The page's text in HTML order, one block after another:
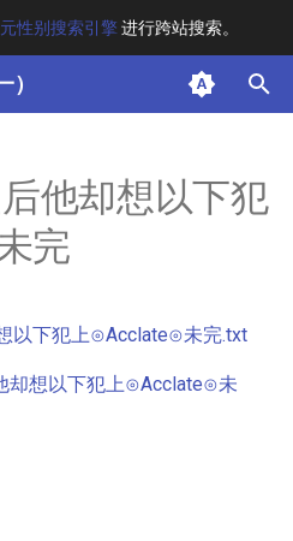
性别搜索引擎进行跨站搜索。
他却想以下犯
完
以下犯上⊙Acclate⊙未完.txt
却想以下犯上⊙Acclate⊙未